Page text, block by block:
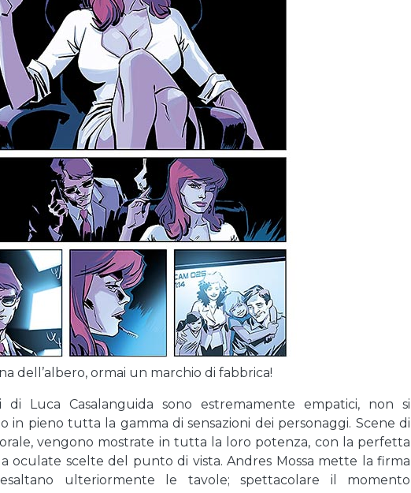
dell’albero, ormai un marchio di fabbrica!
Luca Casalanguida sono estremamente empatici, non si
pieno tutta la gamma di sensazioni dei personaggi. Scene di
vengono mostrate in tutta la loro potenza, con la perfetta
oculate scelte del punto di vista. Andres Mossa mette la firma
ulteriormente le tavole; spettacolare il momento